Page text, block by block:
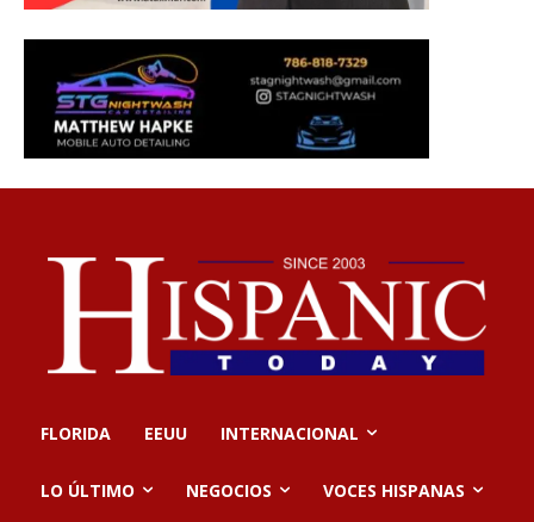
FLORIDA EEUU INTERNACIONAL
LO ÚLTIMO NEGOCIOS VOCES HISPANAS